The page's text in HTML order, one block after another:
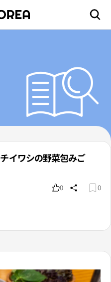
イワシの野菜包みご
0 0